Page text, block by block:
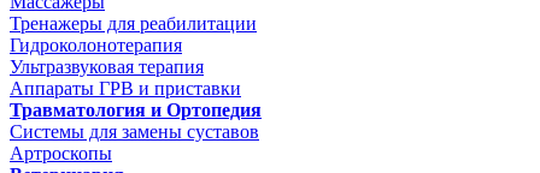
Тренажеры для реабилитации
Гидроколонотерапия
Ультразвуковая терапия
Аппараты ГРВ и приставки
Травматология и Ортопедия
Системы для замены суставов
Артроскопы